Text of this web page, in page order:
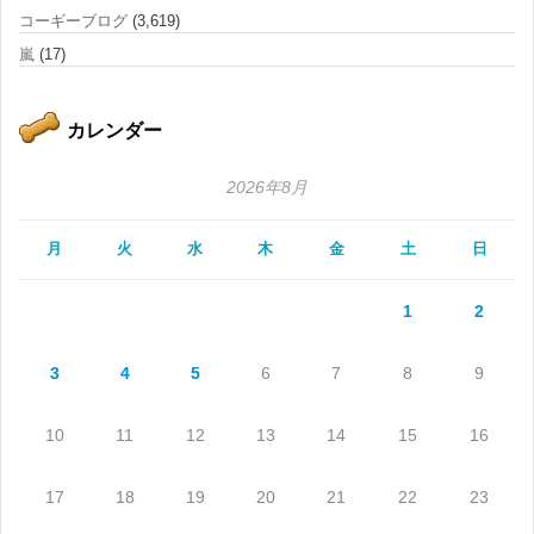
コーギーブログ (3,619)
嵐 (17)
カレンダー
2026年8月
月 火 水 木 金 土 日
1 2
3 4 5 6 7 8 9
10 11 12 13 14 15 16
17 18 19 20 21 22 23